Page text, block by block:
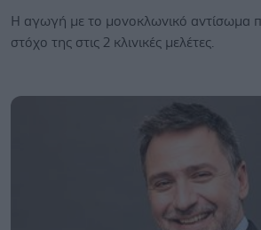
Η αγωγή με το μονοκλωνικό αντίσωμα
στόχο της στις 2 κλινικές μελέτες.